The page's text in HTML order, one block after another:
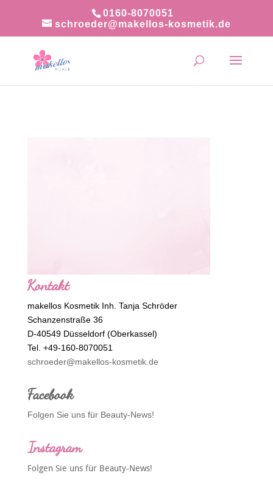
0160-8070051
schroeder@makellos-kosmetik.de
Kontakt
makellos Kosmetik Inh. Tanja Schröder
Schanzenstraße 36
D-40549 Düsseldorf (Oberkassel)
Tel. +49-160-8070051
schroeder@makellos-kosmetik.de
Facebook
Folgen Sie uns für Beauty-News!
Instagram
Folgen Sie uns für Beauty-News!